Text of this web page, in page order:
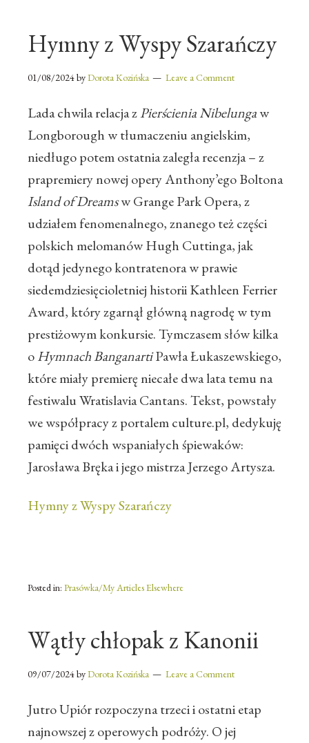
Hymny z Wyspy Szarańczy
01/08/2024byDorota Kozińska Leave a Comment
Lada chwila relacja zPierścienia Nibelungaw
Longborough w tłumaczeniu angielskim,
niedługo potem ostatnia zaległa recenzja – z
prapremiery nowej opery Anthony’ego Boltona
Island of Dreamsw Grange Park Opera, z
udziałem fenomenalnego, znanego też części
polskich melomanów Hugh Cuttinga, jak
dotąd jedynego kontratenora w prawie
siedemdziesięcioletniej historii Kathleen Ferrier
Award, który zgarnął główną nagrodę w tym
prestiżowym konkursie. Tymczasem słów kilka
oHymnach BanganartiPawła Łukaszewskiego,
które miały premierę niecałe dwa lata temu na
festiwalu Wratislavia Cantans. Tekst, powstały
we współpracy z portalem culture.pl, dedykuję
pamięci dwóch wspaniałych śpiewaków:
Jarosława Bręka i jego mistrza Jerzego Artysza.
Hymny z Wyspy Szarańczy
Posted in: Prasówka/My Articles Elsewhere
Wątły chłopak z Kanonii
09/07/2024byDorota Kozińska Leave a Comment
Jutro Upiór rozpoczyna trzeci i ostatni etap
najnowszej z operowych podróży. O jej